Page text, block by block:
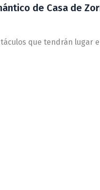
de Casa de
que tendrán lugar